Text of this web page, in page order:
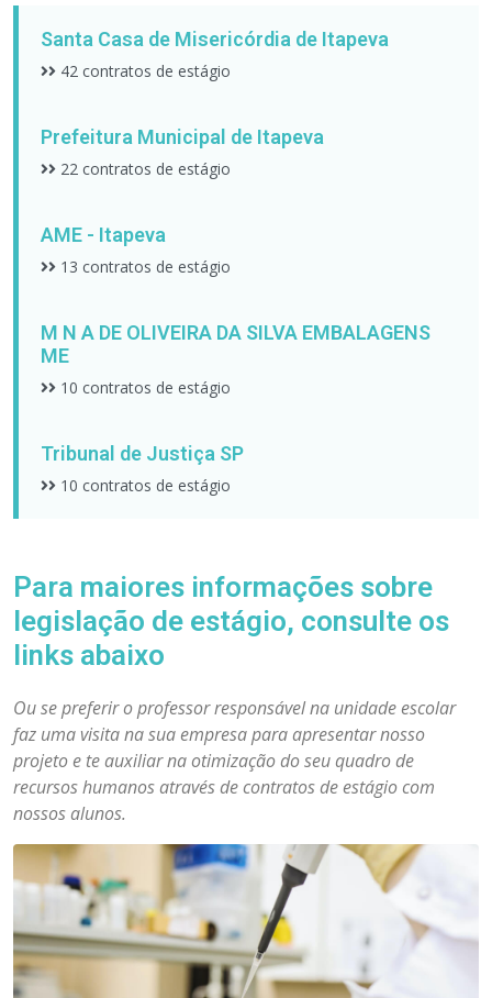
Santa Casa de Misericórdia de Itapeva
42 contratos de estágio
Prefeitura Municipal de Itapeva
22 contratos de estágio
AME - Itapeva
13 contratos de estágio
M N A DE OLIVEIRA DA SILVA EMBALAGENS
ME
10 contratos de estágio
Tribunal de Justiça SP
10 contratos de estágio
Para maiores informações sobre
legislação de estágio, consulte os
links abaixo
Ou se preferir o professor responsável na unidade escolar
faz uma visita na sua empresa para apresentar nosso
projeto e te auxiliar na otimização do seu quadro de
recursos humanos através de contratos de estágio com
nossos alunos.